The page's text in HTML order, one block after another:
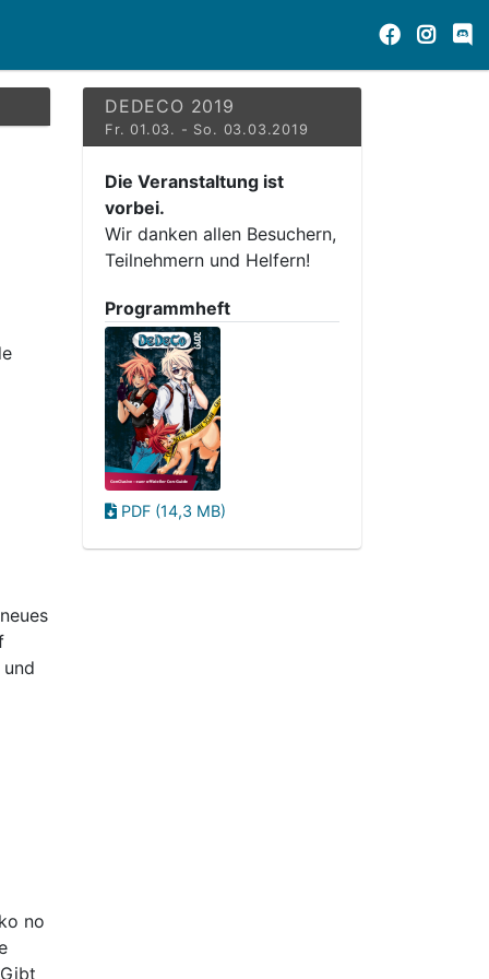
no
DEDECO 2019
Fr. 01.03. - So. 03.03.2019
Die Veranstaltung ist
vorbei.
Wir danken allen Besuchern,
Teilnehmern und Helfern!
Programmheft
PDF (14,3 MB)